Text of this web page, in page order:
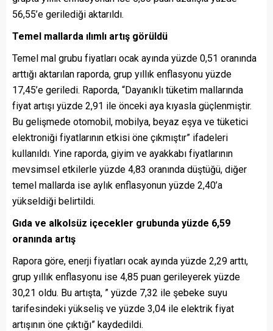
56,55’e gerilediği aktarıldı.
Temel mallarda ılımlı artış görüldü
Temel mal grubu fiyatları ocak ayında yüzde 0,51 oranında
arttığı aktarılan raporda, grup yıllık enflasyonu yüzde
17,45’e geriledi. Raporda, “Dayanıklı tüketim mallarında
fiyat artışı yüzde 2,91 ile önceki aya kıyasla güçlenmiştir.
Bu gelişmede otomobil, mobilya, beyaz eşya ve tüketici
elektroniği fiyatlarının etkisi öne çıkmıştır” ifadeleri
kullanıldı. Yine raporda, giyim ve ayakkabı fiyatlarının
mevsimsel etkilerle yüzde 4,83 oranında düştüğü, diğer
temel mallarda ise aylık enflasyonun yüzde 2,40’a
yükseldiği belirtildi.
Gıda ve alkolsüz içecekler grubunda yüzde 6,59
oranında artış
Rapora göre, enerji fiyatları ocak ayında yüzde 2,29 arttı,
grup yıllık enflasyonu ise 4,85 puan gerileyerek yüzde
30,21 oldu. Bu artışta, ” yüzde 7,32 ile şebeke suyu
tarifesindeki yükseliş ve yüzde 3,04 ile elektrik fiyat
artışının öne çıktığı” kaydedildi.